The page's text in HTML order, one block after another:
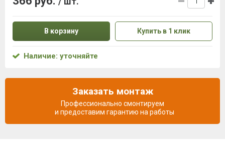
В корзину Купить в 1 клик
Наличие: уточняйте
Заказать монтаж
Профессионально смонтируем
и предоставим гарантию на работы